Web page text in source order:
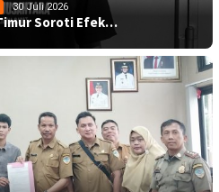
30 Juli 2026
Soroti Efek…